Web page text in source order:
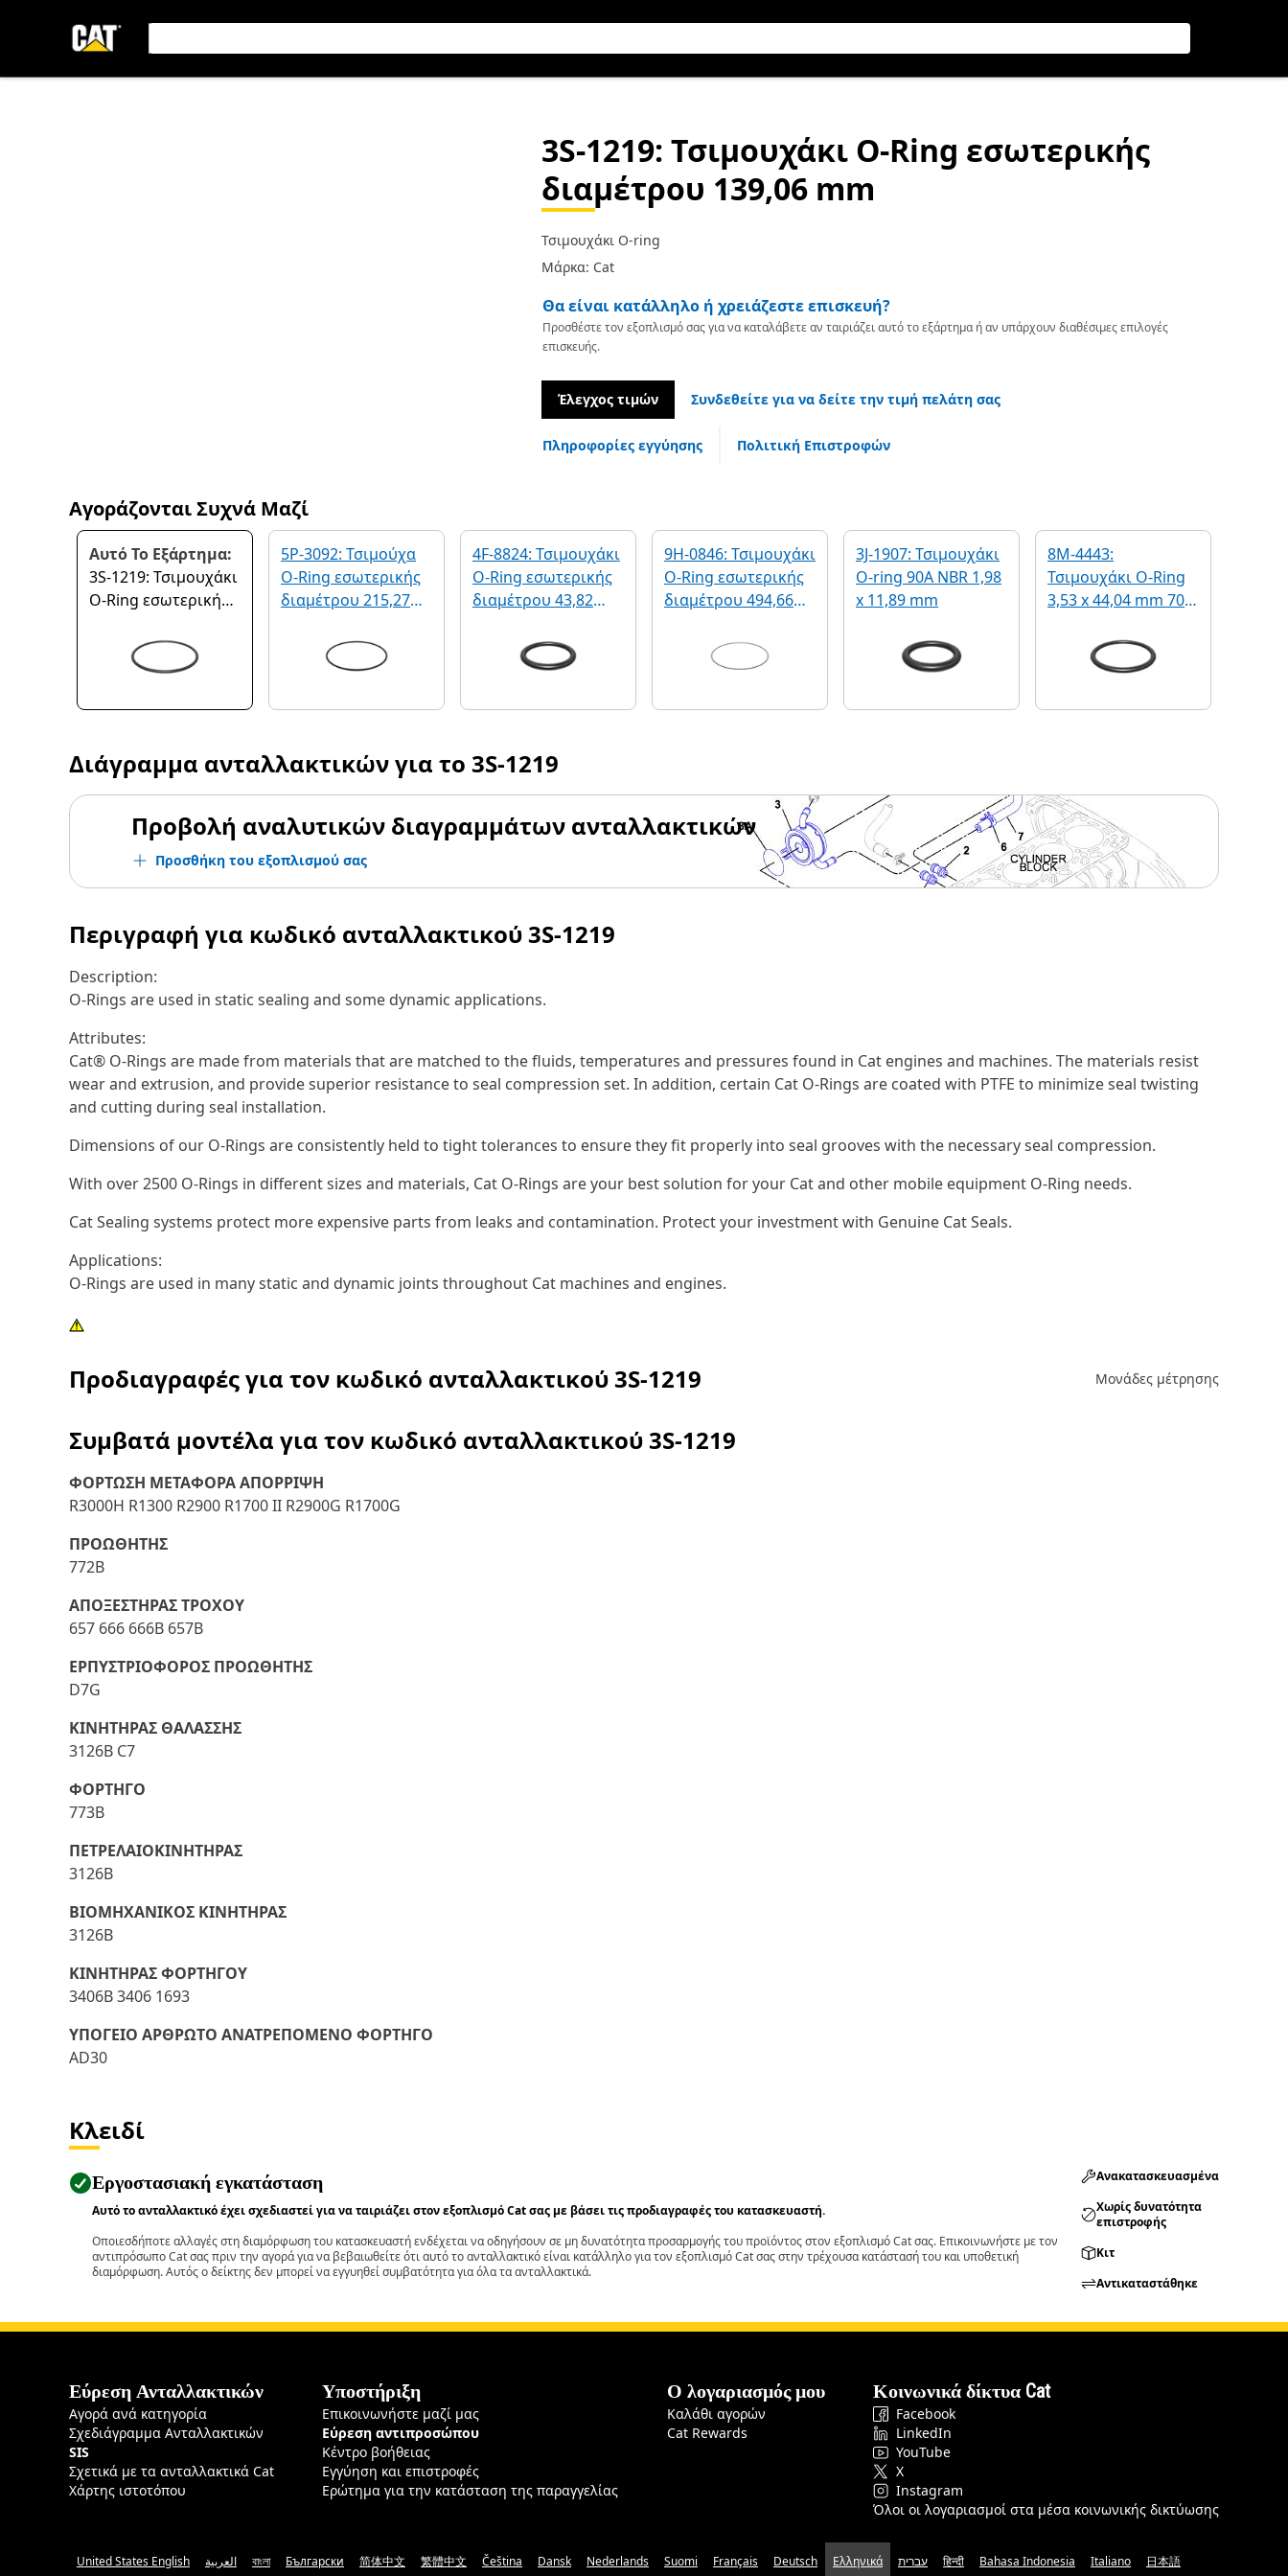
3S-1219: Τσιμουχάκι O-Ring εσωτερικής
διαμέτρου 139,06 mm
Τσιμουχάκι O-ring
Μάρκα: Cat
Θα είναι κατάλληλο ή χρειάζεστε επισκευή?
Προσθέστε τον εξοπλισμό σας για να καταλάβετε αν ταιριάζει αυτό το εξάρτημα ή αν υπάρχουν διαθέσιμες επιλογές
επισκευής.
Έλεγχος τιμών Συνδεθείτε για να δείτε την τιμή πελάτη σας
Πληροφορίες εγγύησης Πολιτική Επιστροφών
Αγοράζονται Συχνά Μαζί
Αυτό Το Εξάρτημα:
3S-1219: Τσιμουχάκι
O-Ring εσωτερικής
5P-3092: Τσιμούχα
O-Ring εσωτερικής
διαμέτρου 215,27
4F-8824: Τσιμουχάκι
O-Ring εσωτερικής
διαμέτρου 43,82
9H-0846: Τσιμουχάκι
O-Ring εσωτερικής
διαμέτρου 494,66
3J-1907: Τσιμουχάκι
O-ring 90A NBR 1,98
x 11,89 mm
8M-4443:
Τσιμουχάκι O-Ring
3,53 x 44,04 mm 70A
Διάγραμμα ανταλλακτικών για το 3S-1219
Προβολή αναλυτικών διαγραμμάτων ανταλλακτικών
Προσθήκη του εξοπλισμού σας
Περιγραφή για κωδικό ανταλλακτικού3S-1219
Description:
O-Rings are used in static sealing and some dynamic applications.
Attributes:
Cat® O-Rings are made from materials that are matched to the fluids, temperatures and pressures found in Cat engines and machines. The materials resist
wear and extrusion, and provide superior resistance to seal compression set. In addition, certain Cat O-Rings are coated with PTFE to minimize seal twisting
and cutting during seal installation.
Dimensions of our O-Rings are consistently held to tight tolerances to ensure they fit properly into seal grooves with the necessary seal compression.
With over 2500 O-Rings in different sizes and materials, Cat O-Rings are your best solution for your Cat and other mobile equipment O-Ring needs.
Cat Sealing systems protect more expensive parts from leaks and contamination. Protect your investment with Genuine Cat Seals.
Applications:
O-Rings are used in many static and dynamic joints throughout Cat machines and engines.
Προδιαγραφές για τον κωδικό ανταλλακτικού3S-1219 Μονάδες μέτρησης
Συμβατά μοντέλα για τον κωδικό ανταλλακτικού3S-1219
ΦΟΡΤΩΣΗ ΜΕΤΑΦΟΡΑ ΑΠΟΡΡΙΨΗ
R3000H R1300 R2900 R1700 II R2900G R1700G
ΠΡΟΩΘΗΤΗΣ
772B
ΑΠΟΞΕΣΤΗΡΑΣ ΤΡΟΧΟΥ
657 666 666B 657B
ΕΡΠΥΣΤΡΙΟΦΟΡΟΣ ΠΡΟΩΘΗΤΗΣ
D7G
ΚΙΝΗΤΗΡΑΣ ΘΑΛΑΣΣΗΣ
3126B C7
ΦΟΡΤΗΓΟ
773B
ΠΕΤΡΕΛΑΙΟΚΙΝΗΤΗΡΑΣ
3126B
ΒΙΟΜΗΧΑΝΙΚΟΣ ΚΙΝΗΤΗΡΑΣ
3126B
ΚΙΝΗΤΗΡΑΣ ΦΟΡΤΗΓΟΥ
3406B 3406 1693
ΥΠΟΓΕΙΟ ΑΡΘΡΩΤΟ ΑΝΑΤΡΕΠΟΜΕΝΟ ΦΟΡΤΗΓΟ
AD30
Κλειδί
Εργοστασιακή εγκατάσταση
Αυτό το ανταλλακτικό έχει σχεδιαστεί για να ταιριάζει στον εξοπλισμό Cat σας με βάσει τις προδιαγραφές του κατασκευαστή.
Οποιεσδήποτε αλλαγές στη διαμόρφωση του κατασκευαστή ενδέχεται να οδηγήσουν σε μη δυνατότητα προσαρμογής του προϊόντος στον εξοπλισμό Cat σας. Επικοινωνήστε με τον
αντιπρόσωπο Cat σας πριν την αγορά για να βεβαιωθείτε ότι αυτό το ανταλλακτικό είναι κατάλληλο για τον εξοπλισμό Cat σας στην τρέχουσα κατάστασή του και υποθετική
διαμόρφωση. Αυτός ο δείκτης δεν μπορεί να εγγυηθεί συμβατότητα για όλα τα ανταλλακτικά.
Ανακατασκευασμένα
Χωρίς δυνατότητα
επιστροφής
Κιτ
Αντικαταστάθηκε
Εύρεση Ανταλλακτικών
Αγορά ανά κατηγορία
Σχεδιάγραμμα Ανταλλακτικών
SIS
Σχετικά με τα ανταλλακτικά Cat
Χάρτης ιστοτόπου
Υποστήριξη
Επικοινωνήστε μαζί μας
Εύρεση αντιπροσώπου
Κέντρο βοήθειας
Εγγύηση και επιστροφές
Ερώτημα για την κατάσταση της παραγγελίας
Ο λογαριασμός μου
Καλάθι αγορών
Cat Rewards
Κοινωνικά δίκτυα Cat
Facebook
LinkedIn
YouTube
X
Instagram
Όλοι οι λογαριασμοί στα μέσα κοινωνικής δικτύωσης
United States English العربية বাংলা Български 简体中文 繁體中文 Čeština Dansk Nederlands Suomi Français Deutsch Ελληνικά עברית हिन्दी Bahasa Indonesia Italiano 日本語